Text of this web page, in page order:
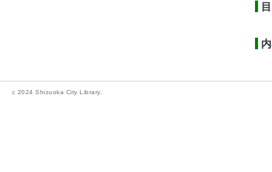
c 2024 Shizuoka City Library.